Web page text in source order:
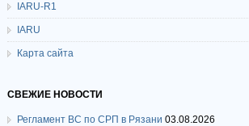
IARU-R1
IARU
Карта сайта
СВЕЖИЕ НОВОСТИ
Регламент ВС по СРП в Рязани 03.08.2026